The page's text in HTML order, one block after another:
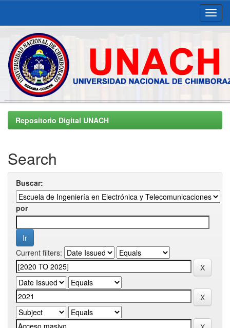
Skip
navigationRepositorio Digital UNACH
Search
Buscar:
por
Current filters: